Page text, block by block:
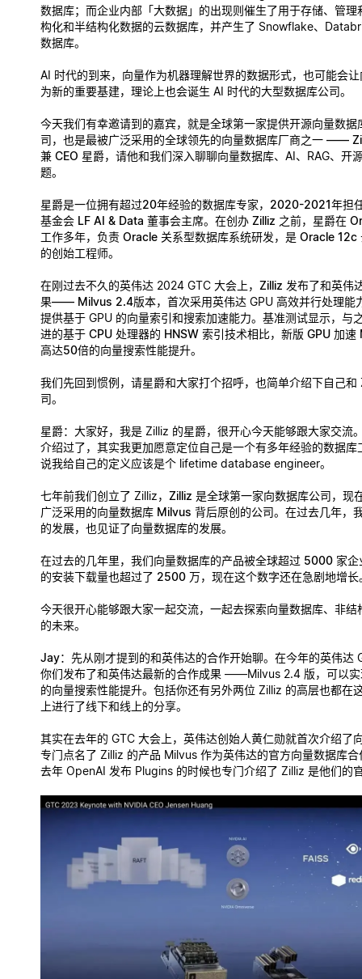
数据库；而企业内部「大数据」的出现则催生了用于存储、管理
构化和半结构化数据的云数据库，并产生了 Snowflake、
数据库。
AI 时代的到来， 向量作为机器理解世界的数据形式，也可能会
为新的重要基建，理论上也会诞生 AI 时代的大型数据库公司。
今天我们有幸邀请到的嘉宾，就是全球第一家提供开源向量数据
司，也是最被广泛采用的全球领先的向量数据库厂商之一 ——
兼 CEO 星爵，请他和我们深入聊聊向量数据库、AI、RAG、开
题。
星爵是一位拥有超过20年经验的数据库专家，2020-2021年担
基金会 LF AI & Data 董事会主席。在创办 Zilliz 之前，星爵在
工作多年，负责 Oracle 关系型数据库系统研发，是 Oracle 12c
的创始工程师。
在刚过去不久的英伟达 2024 GTC 大会上， Zilliz 发布了和英伟
果—— Milvus 2.4版本，首次采用英伟达 GPU 高效并行处理能
提供基于 GPU 的向量索引和搜索加速能力。基准测试显示， 与
进的基于 CPU 处理器的 HNSW 索引技术相比，新版 GPU 加
高达50倍的向量搜索性能提升。
我们先回到惯例，请星爵和大家打个招呼，也简单介绍下自己和
司。
星爵：大家好，我是 Zilliz 的星爵，很开心今天能够跟大家交流
介绍过了，其实我更加愿意定位自己是一个有多年经验的数据库
说我给自己的定义应该是个 lifetime database engineer。
七年前我们创立了 Zilliz， Zilliz 是全球第一家向数据库公司，现
广泛采用的向量数据库 Milvus 背后原创的公司。 在过去几年，
的发展，也见证了向量数据库的发展。
在过去的几年里，我们向量数据库的产品被全球超过 5000 家企
的安装下载量也超过了 2500 万，现在这个数字还在急剧地增长
今天很开心能够跟大家一起交流，一起去探索向量数据库、非结
的未来。
Jay：先从刚才提到的和英伟达的合作开始聊。在今年的英伟达
你们发布了和英伟达最新的合作成果 ——Milvus 2.4 版，可以
的向量搜索性能提升。包括你还有另外两位 Zilliz 的高层也都在
上进行了线下和线上的分享。
其实在去年的 GTC 大会上，英伟达创始人黄仁勋就首次介绍了
专门点名了 Zilliz 的产品 Milvus 作为英伟达的官方向量数据库
去年 OpenAI 发布 Plugins 的时候也专门介绍了 Zilliz 是他们的